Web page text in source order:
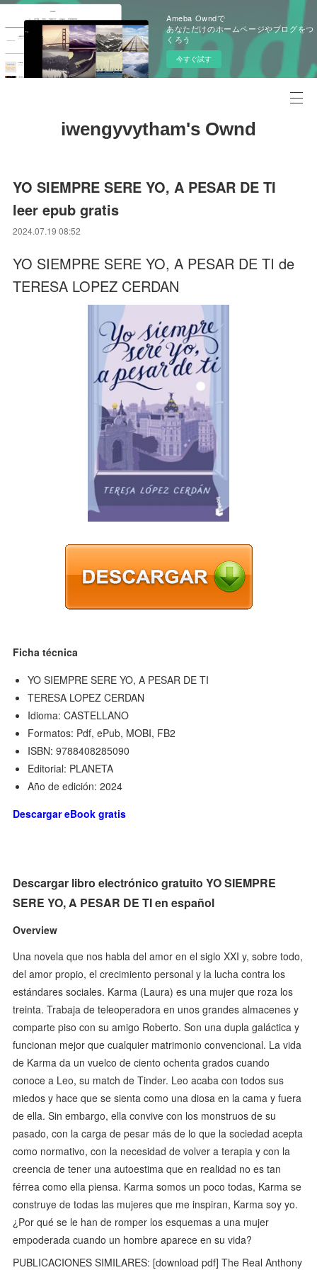
Ameba Owndで
あなただけのホームページやブログをつ
くろう
今すぐ試す
iwengyvytham's Ownd
YO SIEMPRE SERE YO, A PESAR DE TI
leer epub gratis
2024.07.19 08:52
YO SIEMPRE SERE YO, A PESAR DE TI de
TERESA LOPEZ CERDAN
Ficha técnica
YO SIEMPRE SERE YO, A PESAR DE TI
TERESA LOPEZ CERDAN
Idioma: CASTELLANO
Formatos: Pdf, ePub, MOBI, FB2
ISBN: 9788408285090
Editorial: PLANETA
Año de edición: 2024
Descargar eBook gratis
Descargar libro electrónico gratuito YO SIEMPRE
SERE YO, A PESAR DE TI en español
Overview
Una novela que nos habla del amor en el siglo XXI y, sobre todo,
del amor propio, el crecimiento personal y la lucha contra los
estándares sociales. Karma (Laura) es una mujer que roza los
treinta. Trabaja de teleoperadora en unos grandes almacenes y
comparte piso con su amigo Roberto. Son una dupla galáctica y
funcionan mejor que cualquier matrimonio convencional. La vida
de Karma da un vuelco de ciento ochenta grados cuando
conoce a Leo, su match de Tinder. Leo acaba con todos sus
miedos y hace que se sienta como una diosa en la cama y fuera
de ella. Sin embargo, ella convive con los monstruos de su
pasado, con la carga de pesar más de lo que la sociedad acepta
como normativo, con la necesidad de volver a terapia y con la
creencia de tener una autoestima que en realidad no es tan
férrea como ella piensa. Karma somos un poco todas, Karma se
construye de todas las mujeres que me inspiran, Karma soy yo.
¿Por qué se le han de romper los esquemas a una mujer
empoderada cuando un hombre aparece en su vida?
PUBLICACIONES SIMILARES: [download pdf] The Real Anthony